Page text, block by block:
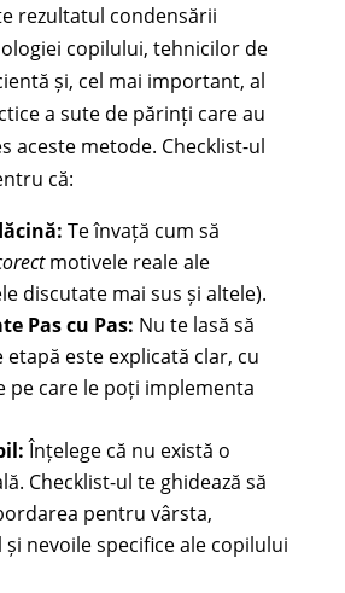
rezultatul condensării
copilului, tehnicilor de
și, cel mai important, al
a sute de părinți care au
aceste metode. Checklist-ul
că:
Te învață cum să
motivele reale ale
discutate mai sus și altele).
Pas cu Pas: Nu te lasă să
etapă este explicată clar, cu
pe care le poți implementa
Înțelege că nu există o
Checklist-ul te ghidează să
pentru vârsta,
nevoile specifice ale copilului